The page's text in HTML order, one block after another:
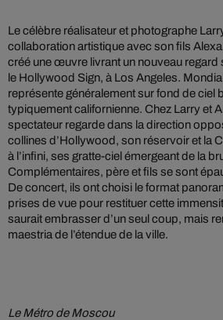
Le célèbre réalisateur et photographe
collaboration artistique avec son fils
créé une œuvre livrant un nouveau regard
le Hollywood Sign, à Los Angeles.
représente généralement sur fond de ciel
typiquement californienne. Chez Larry et
spectateur regarde dans la direction
collines d’Hollywood, son réservoir et la
à l’infini, ses gratte-ciel émergeant de la
Complémentaires, père et fils se sont
De concert, ils ont choisi le format
prises de vue pour restituer cette
saurait embrasser d’un seul coup, mais
maestria de l’étendue de la ville.
Le Métro de Moscou